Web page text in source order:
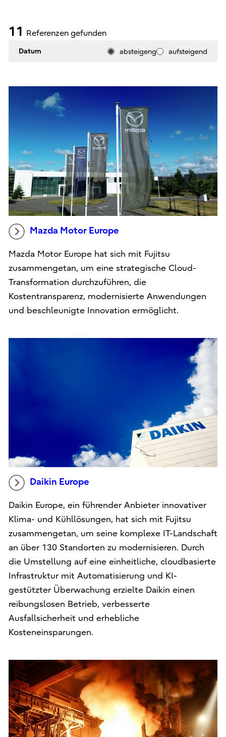
11 Referenzen gefunden
Datum absteigeng aufsteigend
Mazda Motor Europe
Mazda Motor Europe hat sich mit Fujitsu
zusammengetan, um eine strategische Cloud-
Transformation durchzuführen, die
Kostentransparenz, modernisierte Anwendungen
und beschleunigte Innovation ermöglicht.
Daikin Europe
Daikin Europe, ein führender Anbieter innovativer
Klima- und Kühllösungen, hat sich mit Fujitsu
zusammengetan, um seine komplexe IT-Landschaft
an über 130 Standorten zu modernisieren. Durch
die Umstellung auf eine einheitliche, cloudbasierte
Infrastruktur mit Automatisierung und KI-
gestützter Überwachung erzielte Daikin einen
reibungslosen Betrieb, verbesserte
Ausfallsicherheit und erhebliche
Kosteneinsparungen.